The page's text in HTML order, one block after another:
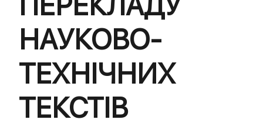
НАУКОВО-
ТЕХНІЧНИХ
ТЕКСТІВ